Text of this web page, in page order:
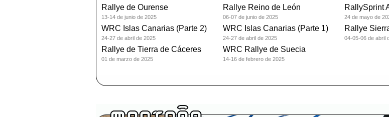
Rallye de Ourense
13-14 de junio de 2025
Rallye Reino de León
06-07 de junio de 2025
RallySprint
24 de mayo de
WRC Islas Canarias (Parte 2)
24-27 de abril de 2025
WRC Islas Canarias (Parte 1)
24-27 de abril de 2025
Rallye
04-05-06 de abril
Rallye de Tierra de Cáceres
01 de marzo de 2025
WRC Rallye de Suecia
14-16 de febrero de 2025